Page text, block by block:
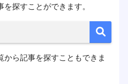
探すことができます。
から記事を探すこともできま